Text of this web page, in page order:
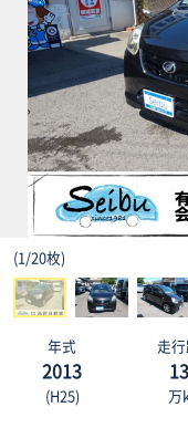
(1/20枚)
年式
2013
(H25)
走
万